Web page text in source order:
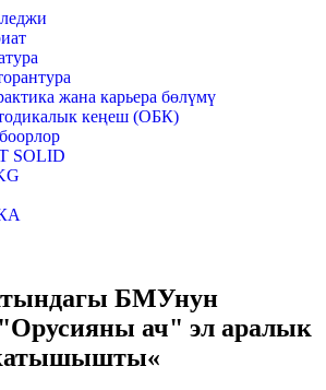
жана карьера бөлүмү
кеңеш (ОБК)
SOLID
БМУнун
"Орусияны ач" эл аралык